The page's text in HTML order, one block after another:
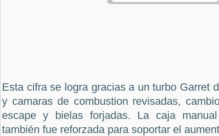
Esta cifra se logra gracias a un turbo Garret
y camaras de combustion revisadas,
escape y bielas forjadas. La caja
también fue reforzada para soportar el